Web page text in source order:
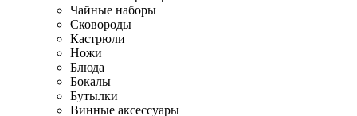
Чайные наборы
Сковороды
Кастрюли
Ножи
Блюда
Бокалы
Бутылки
Винные аксессуары